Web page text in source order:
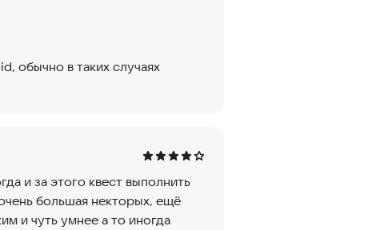
обычно в таких случаях
и за этого квест выполнить
большая некторых, ещё
и чуть умнее а то иногда